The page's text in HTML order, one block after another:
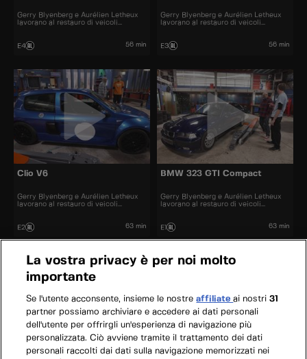
Gerry Blyenberg e Aurélien Letheux
lavorano al restauro di veicoli
E4 56 min
Gerry Blyenberg e Aurélien Letheux
lavorano al restauro di veicoli
E3 56 min
Clio V6
Gerry Blyenberg e Aurélien Letheux
lavorano al restauro di veicoli
E2 63 min
BMW 323 GTI Compact
Gerry Blyenberg e Aurélien Letheux
lavorano al restauro di veicoli
E1 63 min
La vostra privacy è per noi molto
importante
Se l'utente acconsente, insieme le nostreaffiliateai nostri31
partner possiamo archiviare e accedere ai dati personali
dell'utente per offrirgli un'esperienza di navigazione più
personalizzata. Ciò avviene tramite il trattamento dei dati
personali raccolti dai dati sulla navigazione memorizzati nei